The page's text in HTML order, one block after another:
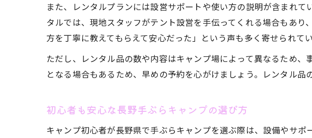
レンタルキャ
低予算で叶う長野
キャンプレン
また、レンタルプランには設営サポートや使い方の説明が含まれ
タルでは、現地スタッフがテント設営を手伝ってくれる場合もあ
方を丁寧に教えてもらえて安心だった」という声も多く寄せられてい
ただし、レンタル品の数や内容はキャンプ場によって異なるため
となる場合もあるため、早めの予約を心がけましょう。レンタル品
初心者も安心な長野手ぶらキャンプの選び方
キャンプ初心者が長野県で手ぶらキャンプを選ぶ際は、設備やサ